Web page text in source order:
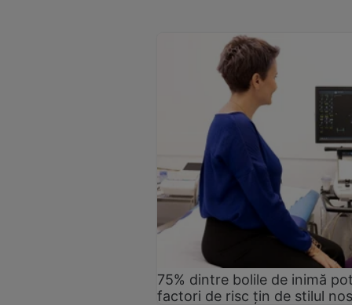
75% dintre bolile de inimă
factori de risc țin de stilul